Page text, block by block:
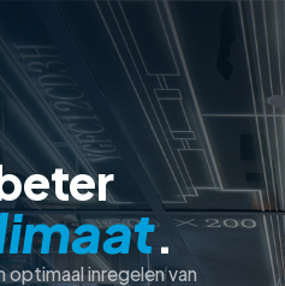
.
optimaal inregelen van